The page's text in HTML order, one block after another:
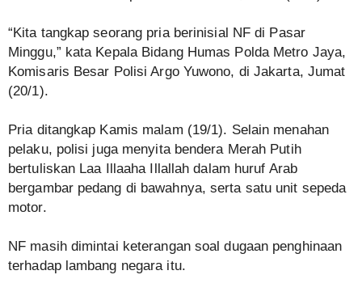
“Kita tangkap seorang pria berinisial NF di Pasar
Minggu,” kata Kepala Bidang Humas Polda Metro Jaya,
Komisaris Besar Polisi Argo Yuwono, di Jakarta, Jumat
(20/1).
Pria ditangkap Kamis malam (19/1). Selain menahan
pelaku, polisi juga menyita bendera Merah Putih
bertuliskan Laa Illaaha Illallah dalam huruf Arab
bergambar pedang di bawahnya, serta satu unit sepeda
motor.
NF masih dimintai keterangan soal dugaan penghinaan
terhadap lambang negara itu.